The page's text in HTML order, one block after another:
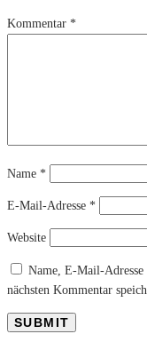
Kommentar *
Name *
E-Mail-Adresse *
Website
Name, E-Mail-
nächsten Kommentar